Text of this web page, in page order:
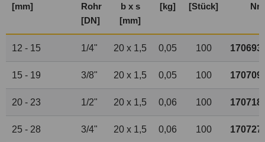
[mm]
Rohr
[DN]
b x s
[mm]
[kg]
[Stück]
Nr.
12 - 15 1/4" 20 x 1,5 0,05 100 170693
15 - 19 3/8" 20 x 1,5 0,05 100 170709
20 - 23 1/2" 20 x 1,5 0,06 100 170718
25 - 28 3/4" 20 x 1,5 0,06 100 170727